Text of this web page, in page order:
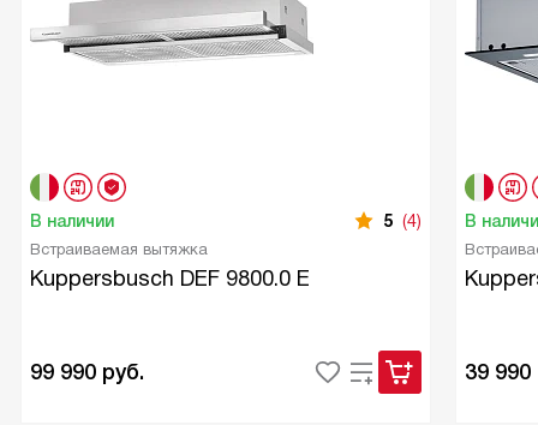
В наличии 5 (4)
Встраиваемая вытяжка
Kuppersbusch DEF 9800.0 E
99 990 руб.
В
39 990